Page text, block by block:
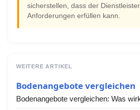
sicherstellen, dass der
Anforderungen erfüllen kann.
WEITERE ARTIKEL
Bodenangebote vergleichen
Bodenangebote vergleichen: Was